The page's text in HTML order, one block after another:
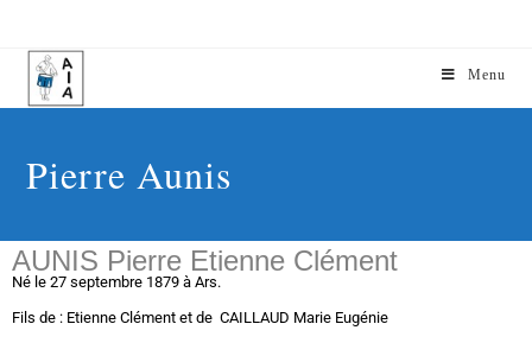
Menu
Pierre Aunis
AUNIS Pierre Etienne Clément
Né le 27 septembre 1879 à Ars.
Fils de : Etienne Clément et de CAILLAUD Marie Eugénie